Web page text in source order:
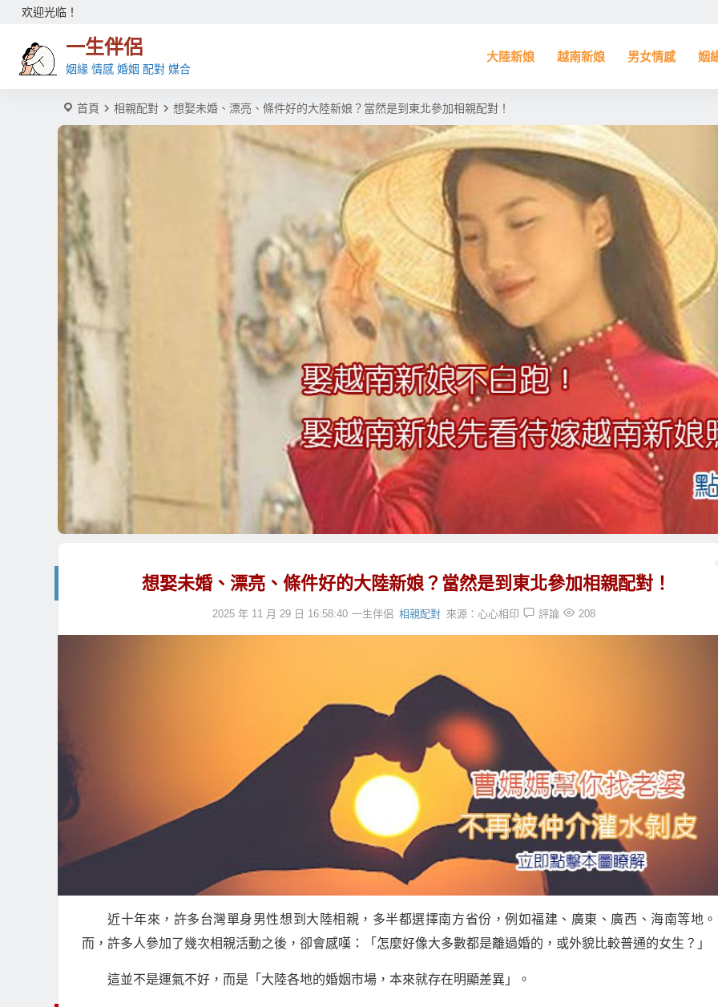
欢迎光临！
一生伴侶
姻緣 情感 婚姻 配對 媒合
大陸新娘 越南新娘 男女情感 姻
首頁 相親配對 想娶未婚、漂亮、條件好的大陸新娘？當然是到東北參加相親配對！
想娶未婚、漂亮、條件好的大陸新娘？當然是到東北參加相親配對！
2025 年 11 月 29 日 16:58:40 一生伴侶 相親配對 來源： 心心相印 評論 208
近十年來，許多台灣單身男性想到大陸相親，多半都選擇南方省份，例如福建、廣東、廣西、海南等地
而，許多人參加了幾次相親活動之後，卻會感嘆：「怎麼好像大多數都是離過婚的，或外貌比較普通的女生？」
這並不是運氣不好，而是「大陸各地的婚姻市場，本來就存在明顯差異」。